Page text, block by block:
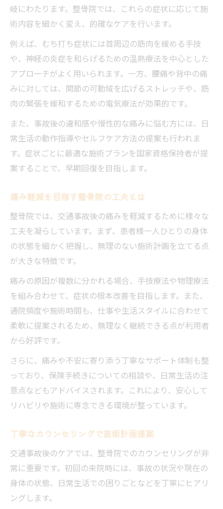
岐にわたります。整骨院では、これらの症状に応じて施
術内容を細かく変え、的確なケアを行います。
例えば、むち打ち症状には首周辺の筋肉を緩める手技
や、神経の炎症を和らげるための温熱療法を中心とした
アプローチがよく用いられます。一方、腰痛や背中の痛
みに対しては、関節の可動域を広げるストレッチや、筋
肉の緊張を緩和するための電気療法が効果的です。
また、事故後の違和感や慢性的な痛みに悩む方には、日
常生活の動作指導やセルフケア方法の提案も行われま
す。症状ごとに最適な施術プランを国家資格保持者が提
案することで、早期回復を目指します。
痛み軽減を目指す整骨院の工夫とは
整骨院では、交通事故後の痛みを軽減するために様々な
工夫を凝らしています。まず、患者様一人ひとりの身体
の状態を細かく把握し、無理のない施術計画を立てる点
が大きな特徴です。
痛みの原因が複数に分かれる場合、手技療法や物理療法
を組み合わせて、症状の根本改善を目指します。また、
通院頻度や施術時間も、仕事や生活スタイルに合わせて
柔軟に提案されるため、無理なく継続できる点が利用者
から好評です。
さらに、痛みや不安に寄り添う丁寧なサポート体制も整
っており、保険手続きについての相談や、日常生活の注
意点などもアドバイスされます。これにより、安心して
リハビリや施術に専念できる環境が整っています。
丁寧なカウンセリングで施術計画提案
交通事故後のケアでは、整骨院でのカウンセリングが非
常に重要です。初回の来院時には、事故の状況や現在の
身体の状態、日常生活での困りごとなどを丁寧にヒアリ
ングします。